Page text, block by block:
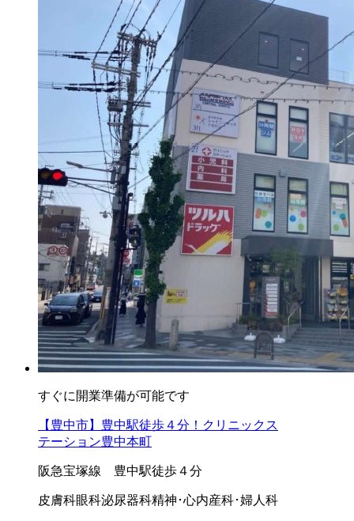
すぐに開業準備が可能です
【豊中市】豊中駅徒歩４分！クリニックス
テーション豊中本町
阪急宝塚線 豊中駅徒歩４分
皮膚科眼科泌尿器科精神･心内産科･婦人科